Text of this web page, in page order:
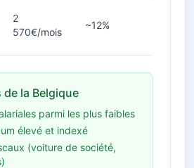
2
570€/mois
~12%
de la Belgique
parmi les plus faibles
élevé et indexé
(voiture de société,